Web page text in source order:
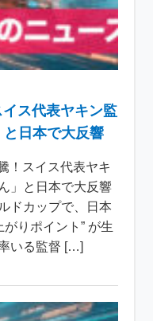
ス代表ヤキン監
日本で大反響
！スイス代表ヤキ
」と日本で大反響
ドカップで、日本
りポイント” が生
いる監督 […]